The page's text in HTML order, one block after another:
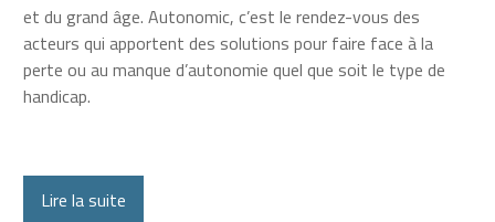
et du grand âge. Autonomic, c’est le rendez-vous des
acteurs qui apportent des solutions pour faire face à la
perte ou au manque d’autonomie quel que soit le type de
handicap.
Lire la suite